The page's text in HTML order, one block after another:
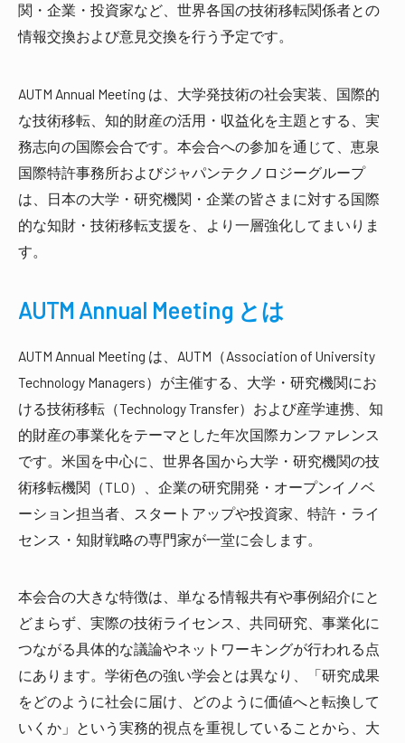
関・企業・投資家など、世界各国の技術移転関係者との
情報交換および意見交換を行う予定です。
AUTM Annual Meeting は、大学発技術の社会実装、国際的
な技術移転、知的財産の活用・収益化を主題とする、実
務志向の国際会合です。本会合への参加を通じて、恵泉
国際特許事務所およびジャパンテクノロジーグループ
は、日本の大学・研究機関・企業の皆さまに対する国際
的な知財・技術移転支援を、より一層強化してまいりま
す。
AUTM Annual Meeting とは
AUTM Annual Meeting は、AUTM（Association of University
Technology Managers）が主催する、大学・研究機関にお
ける技術移転（Technology Transfer）および産学連携、知
的財産の事業化をテーマとした年次国際カンファレンス
です。米国を中心に、世界各国から大学・研究機関の技
術移転機関（TLO）、企業の研究開発・オープンイノベ
ーション担当者、スタートアップや投資家、特許・ライ
センス・知財戦略の専門家が一堂に会します。
本会合の大きな特徴は、単なる情報共有や事例紹介にと
どまらず、実際の技術ライセンス、共同研究、事業化に
つながる具体的な議論やネットワーキングが行われる点
にあります。学術色の強い学会とは異なり、「研究成果
をどのように社会に届け、どのように価値へと転換して
いくか」という実務的視点を重視していることから、大